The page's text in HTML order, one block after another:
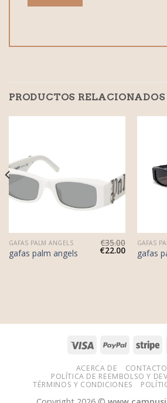
PRODUCTOS RELACIONADOS
GAFAS PALM ANGELS
gafas palm angels
€35.00
€22.00
GAFAS
gafas
ACERCA DE CONTACTO
POLÍTICA DE REEMBOLSO Y
TÉRMINOS Y CONDICIONES